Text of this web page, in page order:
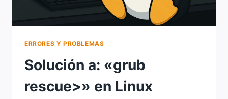
ERRORES Y PROBLEMAS
Solución a: «grub
rescue>» en Linux